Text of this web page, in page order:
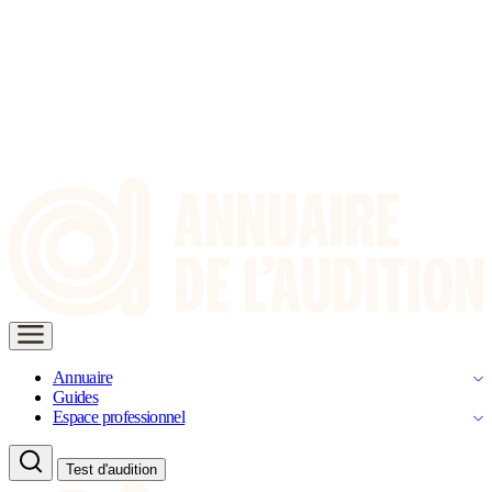
Annuaire
Guides
Espace professionnel
Test d'audition